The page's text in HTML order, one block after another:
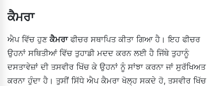
ਕੈਮਰਾ
ਐਪ ਵਿੱਚ ਹੁਣਕੈਮਰਾਫੀਚਰ ਸਥਾਪਿਤ ਕੀਤਾ ਗਿਆ ਹੈ। ਇਹ ਫੀਚਰ
ਉਹਨਾਂ ਸਥਿਤੀਆਂ ਵਿੱਚ ਤੁਹਾਡੀ ਮਦਦ ਕਰਨ ਲਈ ਹੈ ਜਿੱਥੇ ਤੁਹਾਨੂੰ
ਦਸਤਾਵੇਜ਼ਾਂ ਦੀ ਤਸਵੀਰ ਖਿੱਚ ਕੇ ਉਹਨਾਂ ਨੂੰ ਸਾਂਝਾ ਕਰਨਾ ਜਾਂ ਸੁਰੱਖਿਅਤ
ਕਰਨਾ ਹੁੰਦਾ ਹੈ। ਤੁਸੀਂ ਸਿੱਧੇ ਐਪ ਕੈਮਰਾ ਖੋਲ੍ਹ ਸਕਦੇ ਹੋ, ਤਸਵੀਰ ਖਿੱਚ